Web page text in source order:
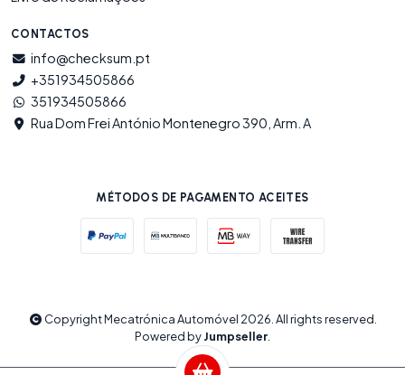
CONTACTOS
info@checksum.pt
+351934505866
351934505866
Rua Dom Frei António Montenegro 390, Arm. A
MÉTODOS DE PAGAMENTO ACEITES
Copyright Mecatrónica Automóvel 2026. All rights reserved.
Powered byJumpseller